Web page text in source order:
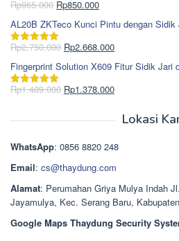
Rp1.695.000.
Dinilai5.00
Rp965.000 Harga
aslinya
adalah:
Rp965.000.
Rp850.000Harga
saat
ini
adalah:
AL20B ZKTeco Kunci Pintu dengan
Dinilai5.00
Rp2.750.000 Harga
aslinya
adalah:
Rp2.750.000.
Rp2.668.000Harga
saat
ini
adalah:
Fingerprint Solution X609 Fitur Sidik Jari
Dinilai5.00
Rp1.489.000 Harga
Rp1.378.000Harga
Rp1.378.000.
Lokasi
WhatsApp: 0856 8820 248
Email: cs@thaydung.com
Alamat: Perumahan Griya Mulya Indah
Jayamulya, Kec. Serang Baru,
Google Maps Thaydung Security